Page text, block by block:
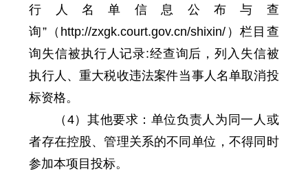
行人名单信息公布与查
询”（http://zxgk.court.gov.cn/shixin/）栏目查
询失信被执行人记录:经查询后，列入失信被
执行人、重大税收违法案件当事人名单取消投
标资格。
（4）其他要求：单位负责人为同一人或
者存在控股、管理关系的不同单位，不得同时
参加本项目投标。